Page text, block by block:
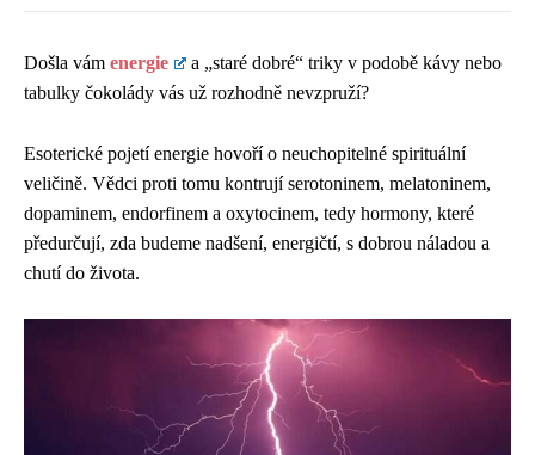
Došla vám energie
a „staré dobré“ triky v podobě kávy nebo
tabulky čokolády vás už rozhodně nevzpruží?
Esoterické pojetí energie hovoří o neuchopitelné spirituální
veličině. Vědci proti tomu kontrují serotoninem, melatoninem,
dopaminem, endorfinem a oxytocinem, tedy hormony, které
předurčují, zda budeme nadšení, energičtí, s dobrou náladou a
chutí do života.